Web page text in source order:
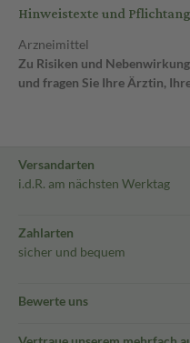
Hinweistexte und
Arzneimittel
Zu Risiken und
und fragen Sie Ihre Ärztin,
Versandarten
i.d.R. am nächsten Werktag
Zahlarten
sicher und bequem
Bewerte uns